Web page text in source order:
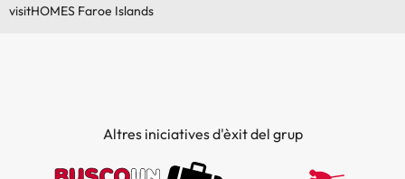
visitHOMES Faroe Islands
Altres iniciatives d'èxit del grup